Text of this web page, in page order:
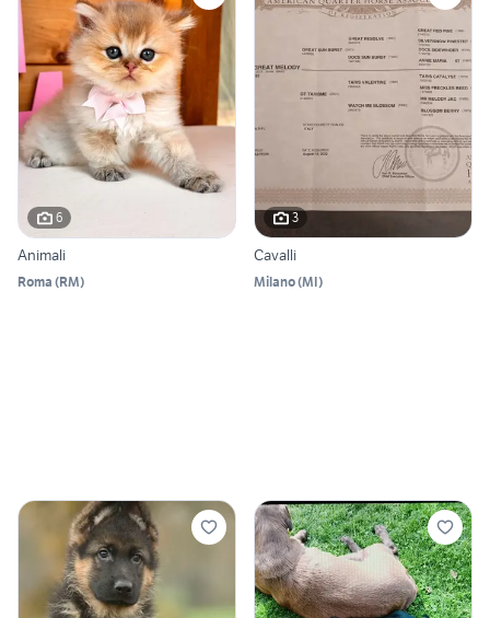
6
Animali
Roma (RM)
3
Cavalli
Milano(MI)